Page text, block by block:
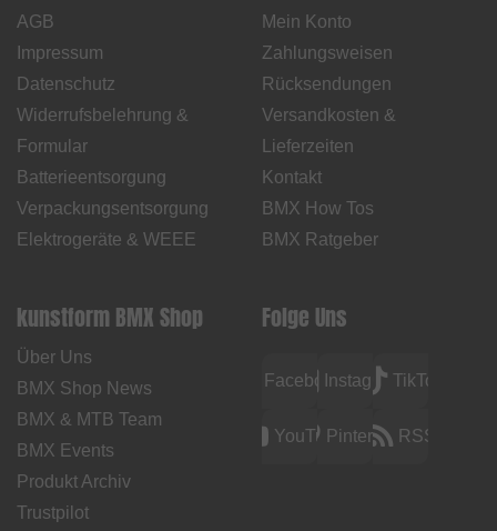
AGB
Impressum
Datenschutz
Widerrufsbelehrung &
Formular
Batterieentsorgung
Verpackungsentsorgung
Elektrogeräte & WEEE
Mein Konto
Zahlungsweisen
Rücksendungen
Versandkosten &
Lieferzeiten
Kontakt
BMX How Tos
BMX Ratgeber
kunstform BMX Shop
Über Uns
BMX Shop News
BMX & MTB Team
BMX Events
Produkt Archiv
Trustpilot
Folge Uns
FacebookInstagramTikTok
YouTubePinterest RSS